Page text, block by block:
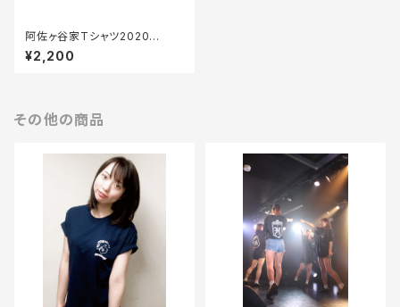
阿佐ヶ谷家Tシャツ2020
「"家"にとどまれ！Tシャツ」
¥2,200
その他の商品